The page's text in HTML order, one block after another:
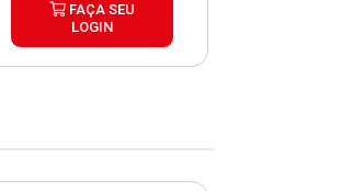
FAÇA SEU
LOGIN